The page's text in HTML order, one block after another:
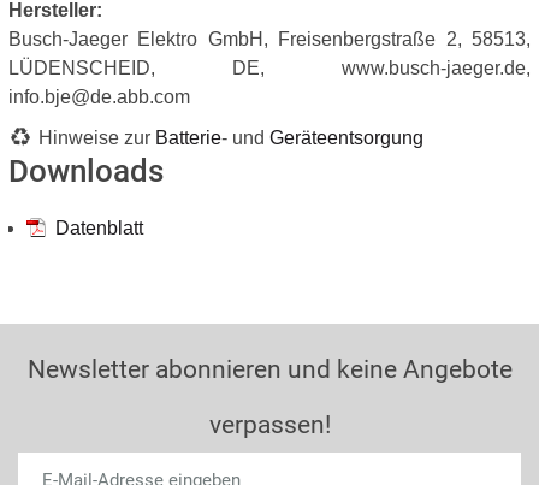
Hersteller:
Busch-Jaeger Elektro GmbH, Freisenbergstraße 2, 58513,
LÜDENSCHEID, DE, www.busch-jaeger.de,
info.bje@de.abb.com
Hinweise zur Batterie- und Geräteentsorgung
Downloads
Datenblatt
Newsletter abonnieren und keine Angebote
verpassen!